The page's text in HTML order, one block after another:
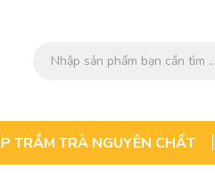
TRẦM TRÀ NGUYÊN CHẤT